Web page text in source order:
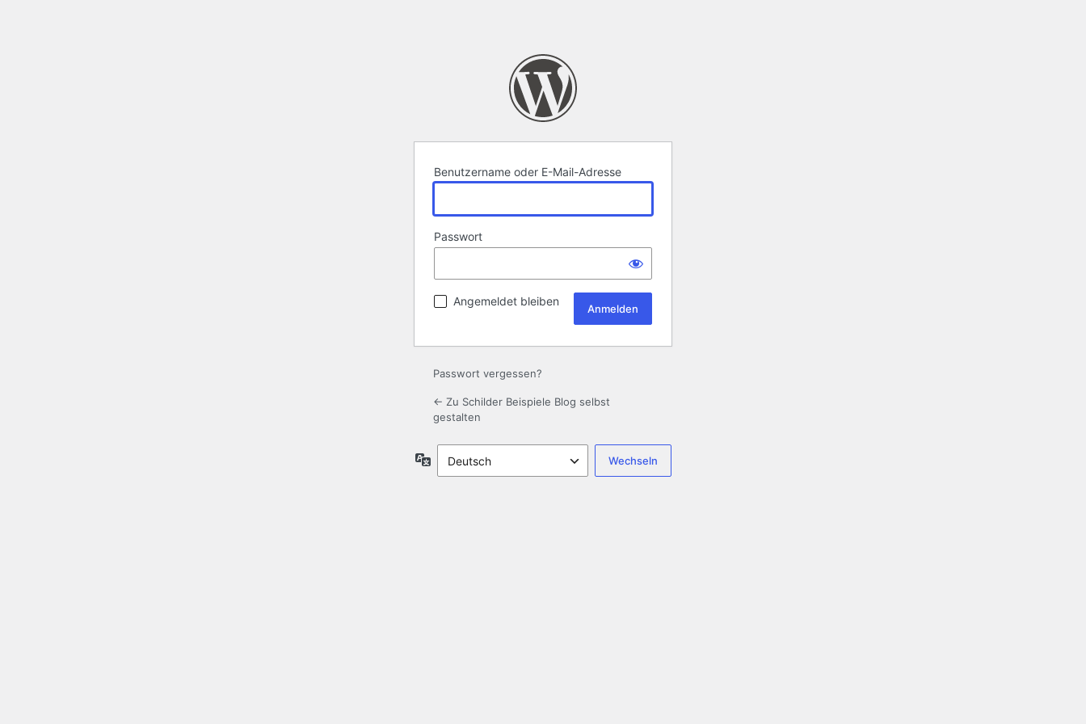
Benutzername oder E-Mail-Adresse
Passwort
Angemeldet bleiben
Passwort vergessen?
← Zu Schilder Beispiele Blog selbst
gestalten
Sprache